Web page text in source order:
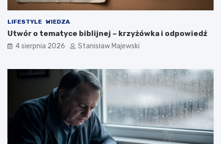
LIFESTYLE WIEDZA
Utwór o tematyce biblijnej – krzyżówka i odpowiedź
4 sierpnia 2026 Stanisław Majewski